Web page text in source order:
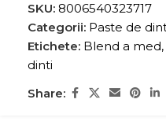
SKU: 8006540323717
Categorii: Paste de
Etichete: Blend a med,
dinti
Share: